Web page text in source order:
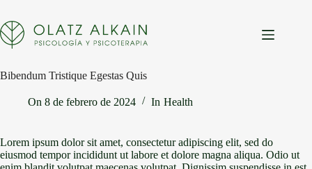
contenido
Bibendum Tristique Egestas Quis
On 8 de febrero de 2024 In Health
Lorem ipsum dolor sit amet, consectetur adipiscing elit, sed do
eiusmod tempor incididunt ut labore et dolore magna aliqua. Odio ut